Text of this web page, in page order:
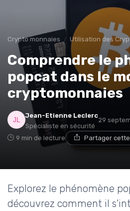
Crypto monnaies Utilisation des
Comprendre le
popcat dans le
cryptomonnaies
Jean-Etienne Leclerc
Spécialiste en sécurité
29
9 min de lecture Partager
Explorez le phénomène
découvrez comment il